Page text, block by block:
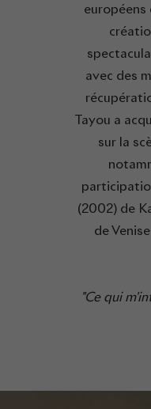
européens
avec des
Tayou a
sur la
(2002) de
de
"Ce qui